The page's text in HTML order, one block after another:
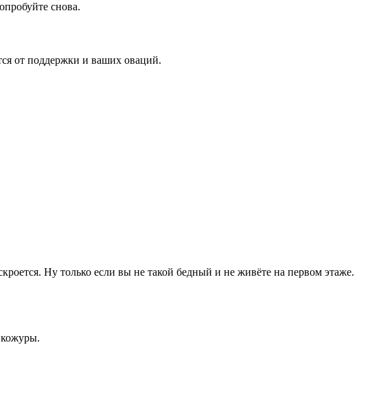
снова.
от поддержки и ваших оваций.
Ну только если вы не такой бедный и не живёте на первом этаже.
кожуры.